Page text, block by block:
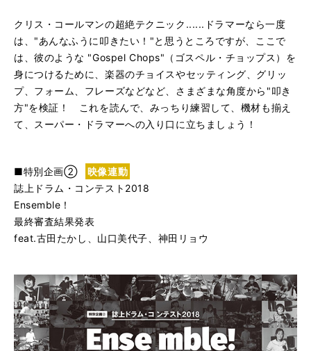
クリス・コールマンの超絶テクニック......ドラマーなら一度
は、"あんなふうに叩きたい！"と思うところですが、ここで
は、彼のような "Gospel Chops"（ゴスペル・チョップス）を
身につけるために、楽器のチョイスやセッティング、グリッ
プ、フォーム、フレーズなどなど、さまざまな角度から"叩き
方"を検証！ これを読んで、みっちり練習して、機材も揃え
て、スーパー・ドラマーへの入り口に立ちましょう！
■特別企画②
映像連動
誌上ドラム・コンテスト2018
Ensemble！
最終審査結果発表
feat.古田たかし、山口美代子、神田リョウ